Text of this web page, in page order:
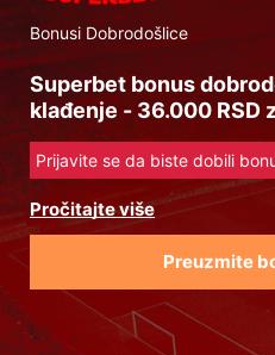
Bonusi Dobrodošlice
Superbet bonus
klađenje - 36.000 RSD
Prijavite se da biste dobili
Preuzmite